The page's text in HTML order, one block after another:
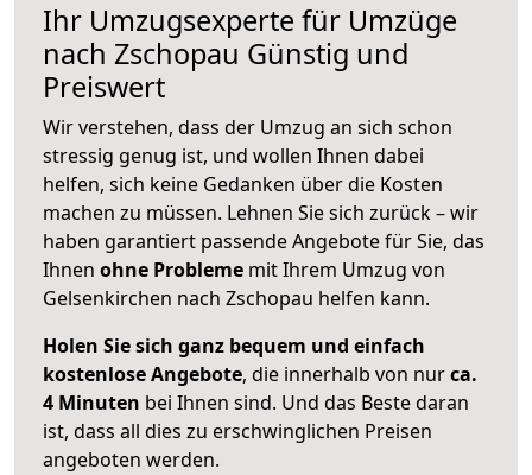
Ihr Umzugsexperte für Umzüge
nach Zschopau Günstig und
Preiswert
Wir verstehen, dass der Umzug an sich schon
stressig genug ist, und wollen Ihnen dabei
helfen, sich keine Gedanken über die Kosten
machen zu müssen. Lehnen Sie sich zurück – wir
haben garantiert passende Angebote für Sie, das
Ihnen ohne Probleme mit Ihrem Umzug von
Gelsenkirchen nach Zschopau helfen kann.
Holen Sie sich ganz bequem und einfach
kostenlose Angebote, die innerhalb von nurca.
4 Minuten bei Ihnen sind. Und das Beste daran
ist, dass all dies zu erschwinglichen Preisen
angeboten werden.